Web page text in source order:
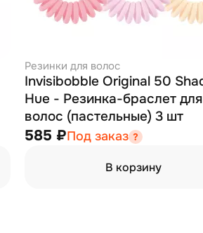
Резинки для волос
Invisibobble Original 50
Hue - Резинка-браслет для
волос (пастельные) 3 шт
585 ₽Под заказ
В корзину